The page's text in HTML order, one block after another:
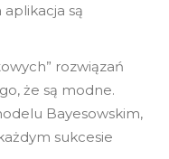
aplikacja są
rozwiązań
że są modne.
Bayesowskim,
sukcesie